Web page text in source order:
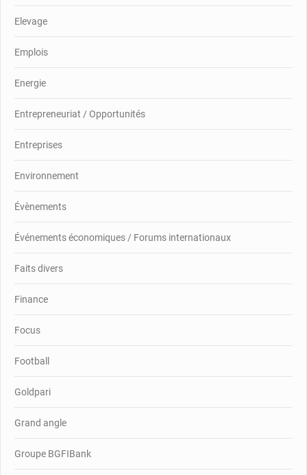
Elevage
Emplois
Energie
Entrepreneuriat / Opportunités
Entreprises
Environnement
Évènements
Événements économiques / Forums internationaux
Faits divers
Finance
Focus
Football
Goldpari
Grand angle
Groupe BGFIBank